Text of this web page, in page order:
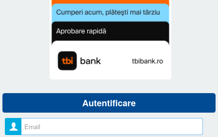
Autentificare
Nume utilizator